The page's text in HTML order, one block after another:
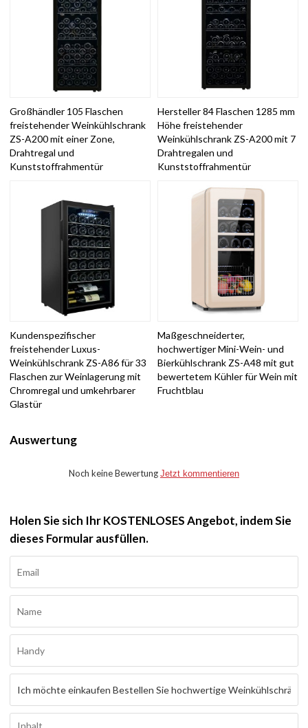
Großhändler 105 Flaschen
freistehender Weinkühlschrank
ZS-A200 mit einer Zone,
Drahtregal und
Kunststoffrahmentür
Hersteller 84 Flaschen 1285 mm
Höhe freistehender
Weinkühlschrank ZS-A200 mit 7
Drahtregalen und
Kunststoffrahmentür
Kundenspezifischer
freistehender Luxus-
Weinkühlschrank ZS-A86 für 33
Flaschen zur Weinlagerung mit
Chromregal und umkehrbarer
Glastür
Maßgeschneiderter,
hochwertiger Mini-Wein- und
Bierkühlschrank ZS-A48 mit gut
bewertetem Kühler für Wein mit
Fruchtblau
Auswertung
Noch keine Bewertung Jetzt kommentieren
Holen Sie sich Ihr KOSTENLOSES Angebot, indem Sie
dieses Formular ausfüllen.